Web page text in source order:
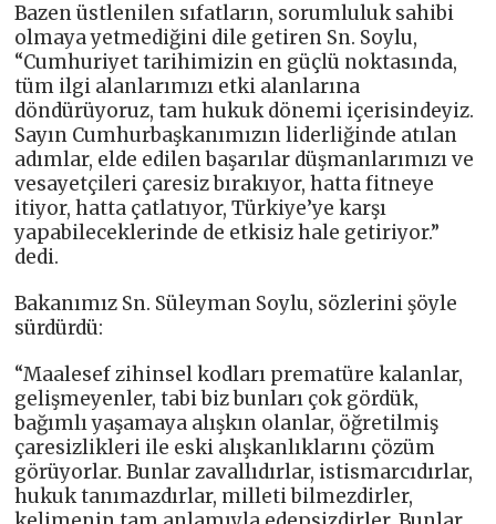
Bazen üstlenilen sıfatların, sorumluluk sahibi
olmaya yetmediğini dile getiren Sn. Soylu,
“Cumhuriyet tarihimizin en güçlü noktasında,
tüm ilgi alanlarımızı etki alanlarına
döndürüyoruz, tam hukuk dönemi içerisindeyiz.
Sayın Cumhurbaşkanımızın liderliğinde atılan
adımlar, elde edilen başarılar düşmanlarımızı ve
vesayetçileri çaresiz bırakıyor, hatta fitneye
itiyor, hatta çatlatıyor, Türkiye’ye karşı
yapabileceklerinde de etkisiz hale getiriyor.”
dedi.
Bakanımız Sn. Süleyman Soylu, sözlerini şöyle
sürdürdü:
“Maalesef zihinsel kodları prematüre kalanlar,
gelişmeyenler, tabi biz bunları çok gördük,
bağımlı yaşamaya alışkın olanlar, öğretilmiş
çaresizlikleri ile eski alışkanlıklarını çözüm
görüyorlar. Bunlar zavallıdırlar, istismarcıdırlar,
hukuk tanımazdırlar, milleti bilmezdirler,